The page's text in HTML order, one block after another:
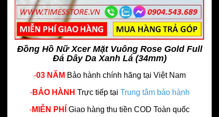
Đồng Hồ Nữ Xcer Mặt Vuông Rose Gold Full
Đá Dây Da Xanh Lá (34mm)
-03 NĂM Bảo hành chính hãng tại Việt Nam
-BẢO HÀNH Trực tiếp tại Trung tâm bảo hành
-MIỄN PHÍ Giao hàng thu tiền COD Toàn quốc